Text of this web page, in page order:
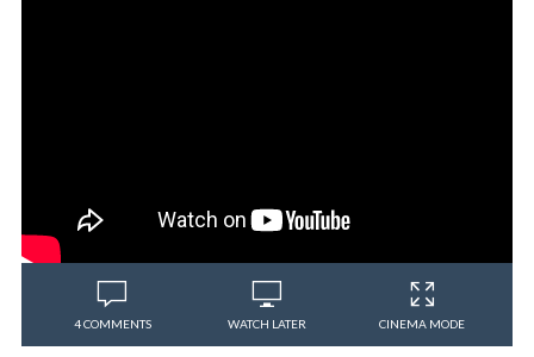
4 COMMENTS WATCH LATER CINEMA MODE